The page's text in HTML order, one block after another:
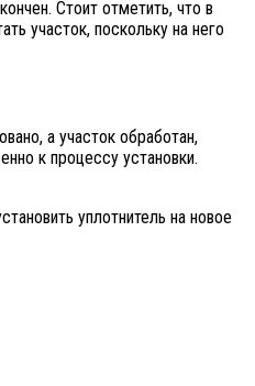
Стоит отметить, что в
участок, поскольку на него
а участок обработан,
к процессу установки.
уплотнитель на новое